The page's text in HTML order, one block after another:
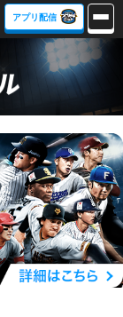
アプリ配信